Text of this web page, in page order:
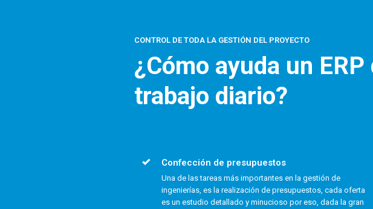
CONTROL DE TODA LA GESTIÓN DEL PROYECTO
¿Cómo ayuda un
trabajo diario?
Confección de presupuestos
Una de las tareas más importantes en la gestión de
ingenierías, es la realización de presupuestos, cada oferta
es un estudio detallado y minucioso por eso, dada la gran